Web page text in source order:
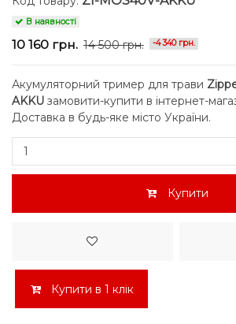
В наявності
10 160 грн. 14 500 грн. -4 340 грн.
Акумуляторний тример для трави
AKKU замовити-купити в інтернет-
Доставка в будь-яке місто України.
Купити
Купити в 1 клік